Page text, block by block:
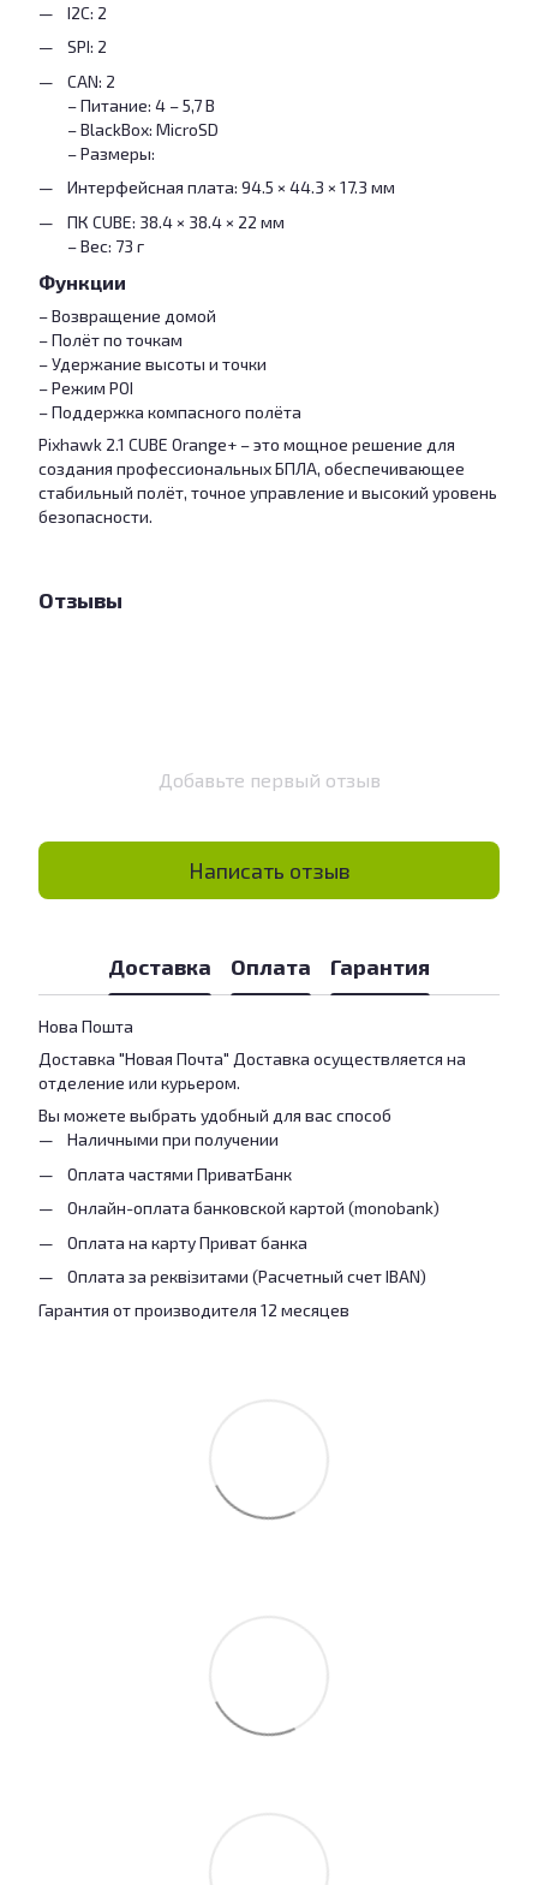
I2C: 2
SPI: 2
CAN: 2
– Питание: 4 – 5,7 В
– BlackBox: MicroSD
– Размеры:
Интерфейсная плата: 94.5 × 44.3 × 17.3 мм
ПК CUBE: 38.4 × 38.4 × 22 мм
– Вес: 73 г
Функции
– Возвращение домой
– Полёт по точкам
– Удержание высоты и точки
– Режим POI
– Поддержка компасного полёта
Pixhawk 2.1 CUBE Orange+ – это мощное решение для
создания профессиональных БПЛА, обеспечивающее
стабильный полёт, точное управление и высокий уровень
безопасности.
Отзывы
Добавьте первый отзыв
Написать отзыв
Доставка Оплата Гарантия
Нова Пошта
Доставка "Новая Почта" Доставка осуществляется на
отделение или курьером.
Вы можете выбрать удобный для вас способ
Наличными при получении
Оплата частями ПриватБанк
Онлайн-оплата банковской картой (monobank)
Оплата на карту Приват банка
Оплата за реквізитами (Расчетный счет IBAN)
Гарантия от производителя 12 месяцев